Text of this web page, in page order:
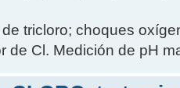
tricloro; choques
de Cl. Medición de pH